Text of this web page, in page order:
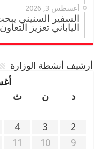
أغسطس 3, 2026
السفير السنيني
الياباني تعزيز
أرشيف أنشطة الوزارة
د
ن ث
2
3
4
9
10
11